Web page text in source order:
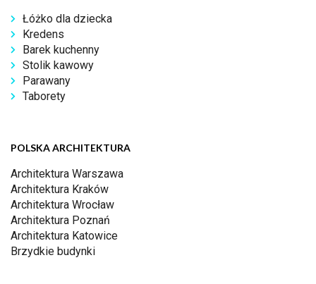
Łóżko dla dziecka
Kredens
Barek kuchenny
Stolik kawowy
Parawany
Taborety
POLSKA ARCHITEKTURA
Architektura Warszawa
Architektura Kraków
Architektura Wrocław
Architektura Poznań
Architektura Katowice
Brzydkie budynki